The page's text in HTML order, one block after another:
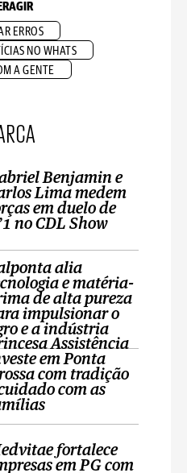
ERROS
NO WHATS
A GENTE
Benjamin e
Lima medem
em duelo de
no CDL Show
alia
e matéria-
de alta pureza
impulsionar o
e a indústria
Assistência
em Ponta
com tradição
com as
fortalece
em PG com